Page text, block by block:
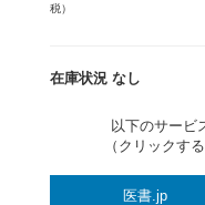
税）
在庫状況 なし
以下のサービ
（クリックす
医書.jp